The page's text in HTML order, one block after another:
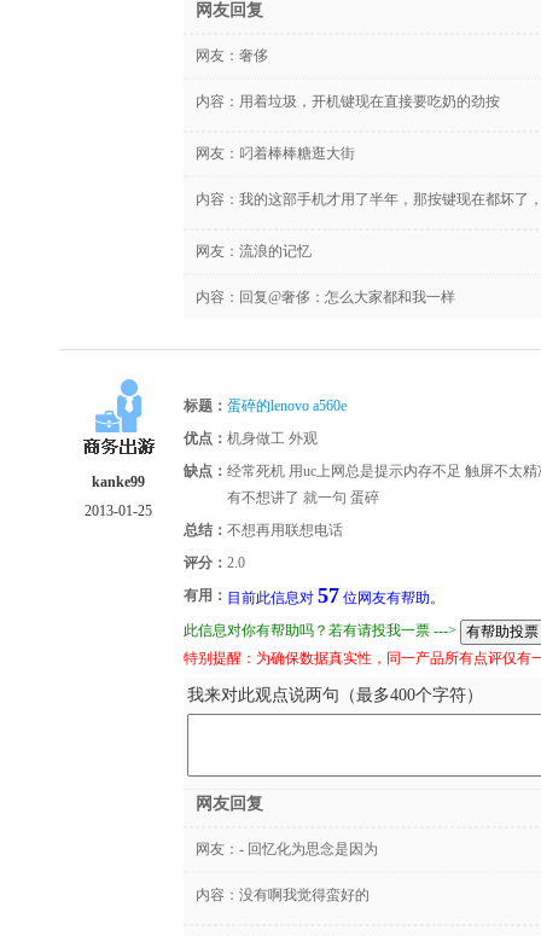
网友回复
网友： 奢侈
内容：用着垃圾，开机键现在直接要吃奶的劲按
网友： 叼着棒棒糖逛大街
内容：我的这部手机才用了半年，那按键现在都坏了
网友： 流浪的记忆
内容：回复@奢侈：怎么大家都和我一样
kanke99
2013-01-25
标题： 蛋碎的lenovo a560e
优点： 机身做工 外观
缺点： 经常死机 用uc上网总是提示内存不足 触屏不太
有不想讲了 就一句 蛋碎
总结： 不想再用联想电话
评分： 2.0
有用： 目前此信息对 57 位网友有帮助。
此信息对你有帮助吗？若有请投我一票 --->
特别提醒：为确保数据真实性，同一产品所有点评仅有
我来对此观点说两句（最多400个字符）
网友回复
网友： - 回忆化为思念是因为
内容：没有啊我觉得蛮好的